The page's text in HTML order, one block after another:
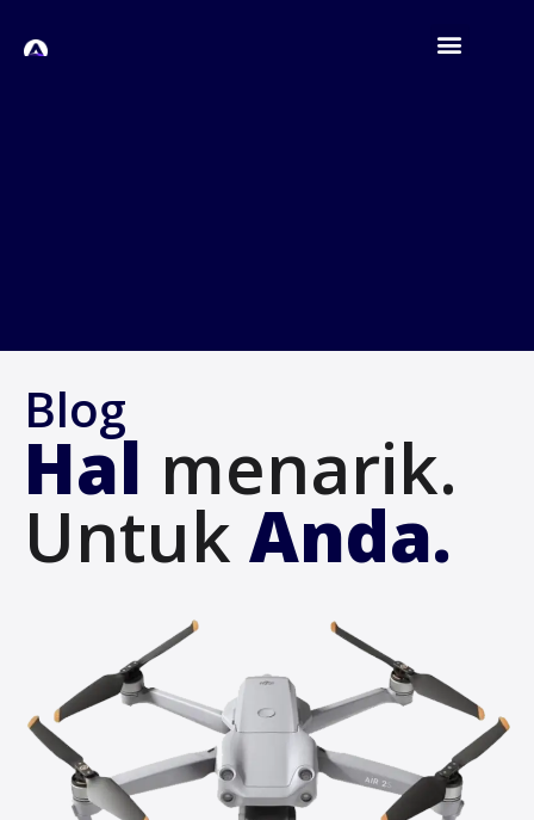
Blog
Hal menarik.
Untuk Anda.